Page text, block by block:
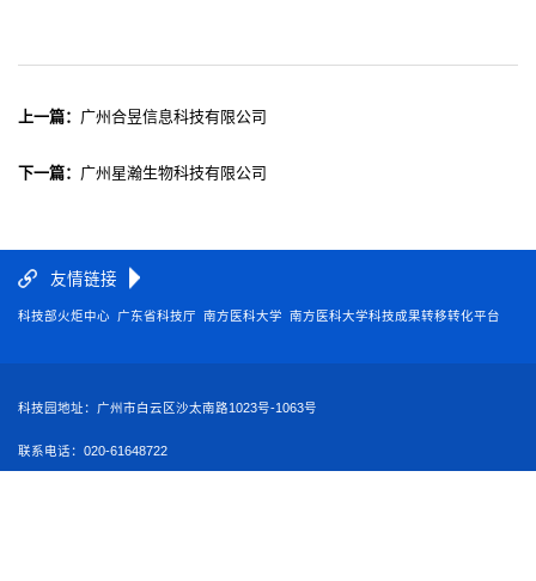
上一篇： 广州合昱信息科技有限公司
下一篇： 广州星瀚生物科技有限公司
友情链接
科技部火炬中心 广东省科技厅 南方医科大学 南方医科大学科技成果转移转化平台
科技园地址：广州市白云区沙太南路1023号-1063号
联系电话：020-61648722